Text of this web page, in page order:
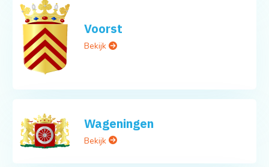
Voorst
Bekijk
Wageningen
Bekijk